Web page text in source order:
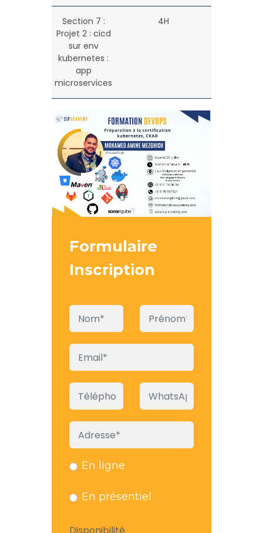
Section 7 :
Projet 2 : cicd
sur env
kubernetes :
app
microservices
4H
Formulaire
Inscription
En ligne
En présentiel